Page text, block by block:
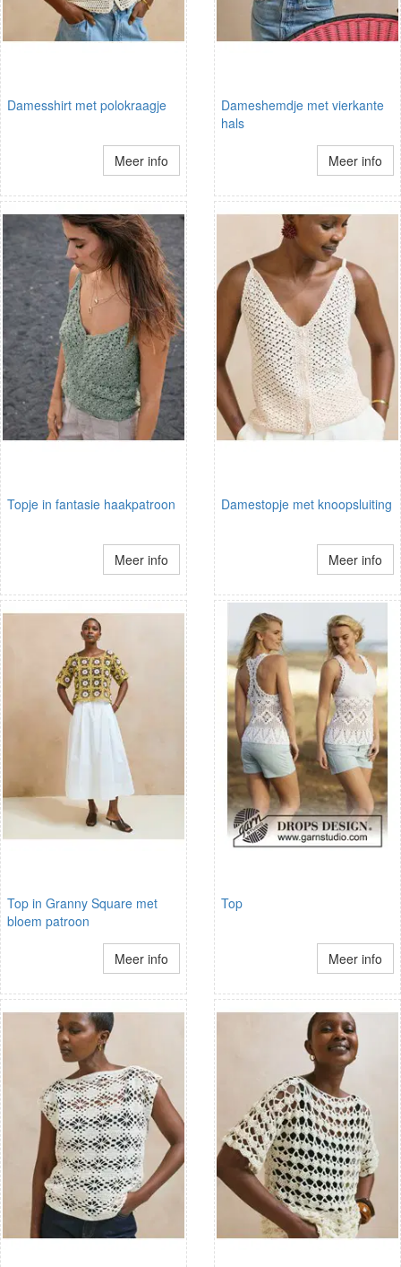
Damesshirt met polokraagje
Meer info
Dameshemdje met vierkante
hals
Meer info
Topje in fantasie haakpatroon
Meer info
Damestopje met knoopsluiting
Meer info
Top in Granny Square met
bloem patroon
Meer info
Top
Meer info